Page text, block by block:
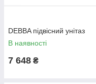
DEBBA підвісний унітаз
В наявності
7 648 ₴